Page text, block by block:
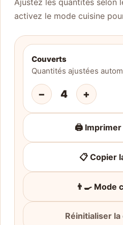
activez le mode cuisine
Couverts
Quantités ajustées
− 4 +
🖨️ Imprimer
📋 Copier
👨‍🍳 Mode
Réinitialiser